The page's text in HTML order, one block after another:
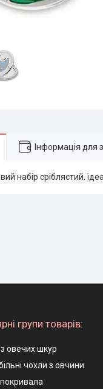
Інформація для
набір сріблястий.
групи товарів:
овечих шкур
чохли з овчини